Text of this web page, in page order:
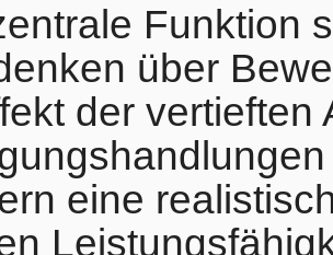
Funktion
über
der vertieften
eine